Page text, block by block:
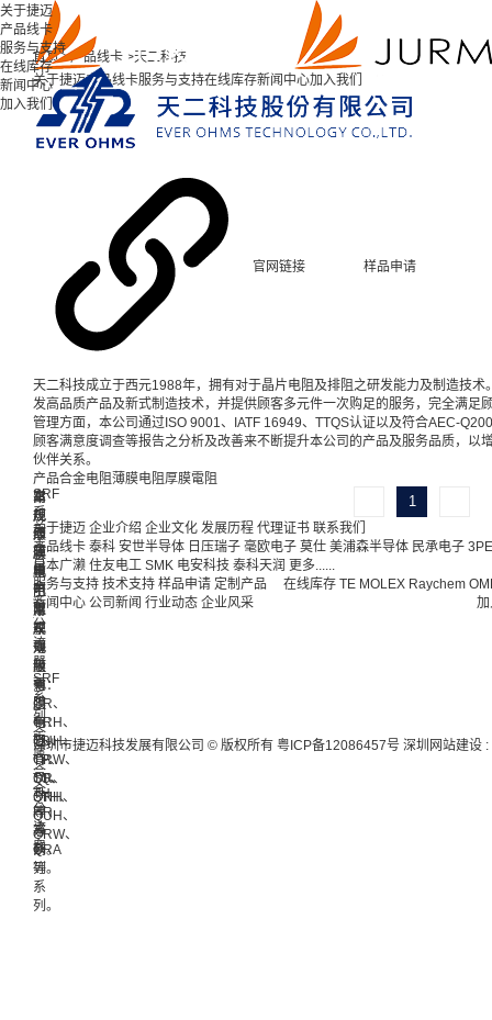
关于捷迈产品线卡服务与支持在线库存新闻中心加入我们
关于捷迈
产品线卡
服务与支持
在线库存
新闻中心
加入我们
首页 >产品线卡 >天二科技
官网链接 样品申请
天二科技成立于西元1988年，拥有对于晶片电阻及排阻之研发能力及制造技
发高品质产品及新式制造技术，并提供顾客多元件一次购足的服务，完全满足
管理方面，本公司通过ISO 9001、IATF 16949、TTQS认证以及符合AEC-
顾客满意度调查等报告之分析及改善来不断提升本公司的产品及服务品质，以
伙伴关系。
产品合金电阻薄膜电阻厚膜電阻
高
压
厚
膜
電
阻
厚
膜
電
阻
有：
CR、
CRH、
CUH、
CRW、
ST、
STH、
HR
等
系
列。
车
规
级
薄
膜
电
阻
车
规
级
薄
膜
电
阻
有：
QR、
QRH、
QUH、
QRW、
QRA
等
系
列。
常
规
薄
膜
电
阻
常
规
薄
膜
电
阻
有：
TR、
TP、
TQ、
TH
等
系
列。
SRF
系
列
金
属
合
金
分
流
器
SRF
系
列
金
属
合
金
分
流
器
1
关于捷迈 企业介绍 企业文化 发展历程 代理证书 联系我们
产品线卡 泰科 安世半导体 日压瑞子 毫欧电子 莫仕 美浦森半导体 民承电子
日本广濑 住友电工 SMK 电安科技 泰科天润 更多......
服务与支持 技术支持 样品申请 定制产品 在线库存 TE MOLEX Raychem
新闻中心 公司新闻 行业动态 企业风采
深圳市捷迈科技发展有限公司 © 版权所有 粤ICP备12086457号 深圳网站建设 :